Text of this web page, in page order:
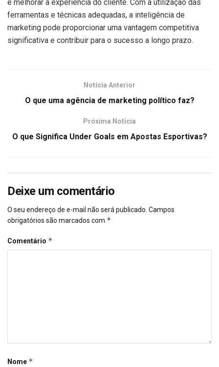
e melhorar a experiência do cliente. Com a utilização das
ferramentas e técnicas adequadas, a inteligência de
marketing pode proporcionar uma vantagem competitiva
significativa e contribuir para o sucesso a longo prazo.
Notícia Anterior
O que uma agência de marketing político faz?
Próxima Notícia
O que Significa Under Goals em Apostas Esportivas?
Deixe um comentário
O seu endereço de e-mail não será publicado. Campos
obrigatórios são marcados com *
Comentário *
Nome *